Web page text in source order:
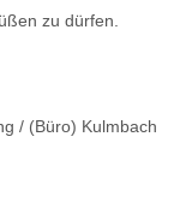
zu dürfen.
/ (Büro) Kulmbach